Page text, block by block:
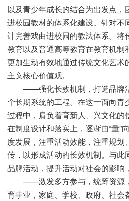
以及青少年成长的结合为出发点，
进校园教材的体系化建设。针对不
计完善戏曲进校园的教法体系。将
教育以及普通高等教育在教育机制
更加生动有效地通过传统文化艺术
主义核心价值观。
——强化长效机制，打造品牌活
个长期系统的工程。在这一面向青
过程中，肩负着育新人、兴文化的
在制度设计和落实上，逐渐由“量”
度发展，注重活动效能，注重规划
传，以形成活动的长效机制。与此
品牌活动，提升活动对社会的影响
——激发多方参与，统筹资源，
育事业，家庭、学校、政府、社会